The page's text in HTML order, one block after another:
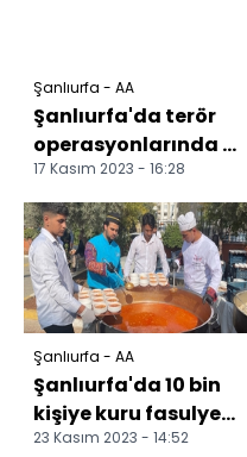
Şanlıurfa - AA
Şanlıurfa'da terör
operasyonlarında 3
şüpheli yakalandı
17 Kasım 2023 - 16:28
Şanlıurfa - AA
Şanlıurfa'da 10 bin
kişiye kuru fasulye
ve pilav ikram edildi
23 Kasım 2023 - 14:52